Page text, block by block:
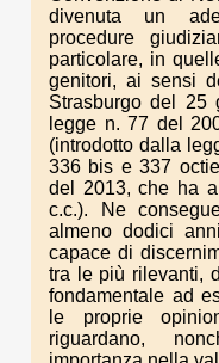
divenuta un
procedure
particolare, in
genitori, ai sensi
Strasburgo del 25
legge n. 77 del
(introdotto dalla
336 bis e 337
del 2013, che ha
c.c.). Ne
almeno dodici
capace di
tra le più rilevanti,
fondamentale ad
le proprie
riguardano,